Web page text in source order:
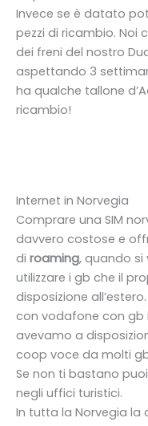
Invece se è datato
pezzi di ricambio. Noi
dei freni del nostro
aspettando 3
ha qualche tallone
ricambio!
Internet in Norvegia
Comprare una SIM
davvero costose e
di roaming, quando si
utilizzare i gb che il
disposizione
con vodafone con gb
avevamo a
coop voce da molti
Se non ti bastano
negli uffici turistici.
In tutta la Norvegia la